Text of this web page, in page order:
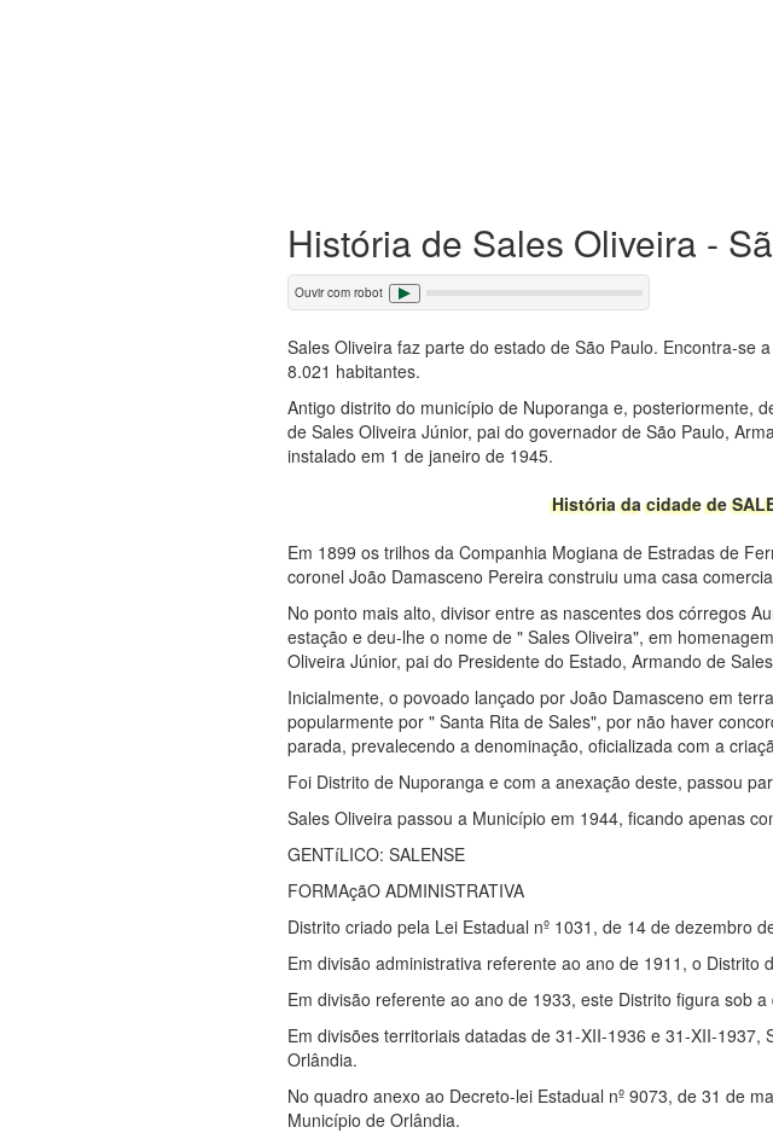
História de Sales Oliveira -
Ouvir com robot
Sales Oliveira faz parte do estado de São Paulo. Encontra-
8.021 habitantes.
Antigo distrito do município de Nuporanga e, posteriormente,
de Sales Oliveira Júnior, pai do governador de São Paulo,
instalado em 1 de janeiro de 1945.
História da cidade de
Em 1899 os trilhos da Companhia Mogiana de Estradas de
coronel João Damasceno Pereira construiu uma casa
No ponto mais alto, divisor entre as nascentes dos córregos
estação e deu-lhe o nome de " Sales Oliveira", em
Oliveira Júnior, pai do Presidente do Estado, Armando de
Inicialmente, o povoado lançado por João Damasceno em
popularmente por " Santa Rita de Sales", por não haver
parada, prevalecendo a denominação, oficializada com a
Foi Distrito de Nuporanga e com a anexação deste, passou
Sales Oliveira passou a Município em 1944, ficando apenas
GENTíLICO: SALENSE
FORMAçãO ADMINISTRATIVA
Distrito criado pela Lei Estadual nº 1031, de 14 de dezembro
Em divisão administrativa referente ao ano de 1911, o Distrito
Em divisão referente ao ano de 1933, este Distrito figura sob
Em divisões territoriais datadas de 31-XII-1936 e 31-XII-
Orlândia.
No quadro anexo ao Decreto-lei Estadual nº 9073, de 31 de
Município de Orlândia.